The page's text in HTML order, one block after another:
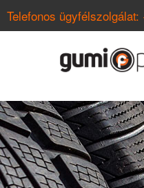
Telefonos ügyfélszolgálat: